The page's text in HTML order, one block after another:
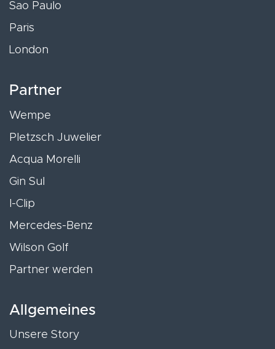
Sao Paulo
Paris
London
Partner
Wempe
Pletzsch Juwelier
Acqua Morelli
Gin Sul
I-Clip
Mercedes-Benz
Wilson Golf
Partner werden
Allgemeines
Unsere Story